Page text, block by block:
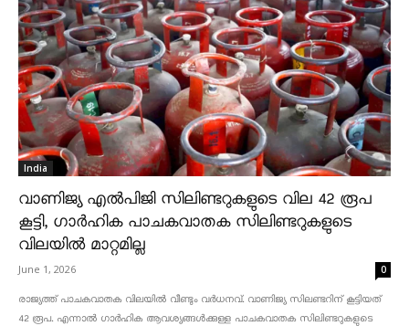
India
വാണിജ്യ എൽപിജി സിലിണ്ടറുകളുടെ വില 42 രൂപ
കൂട്ടി, ഗാർഹിക പാചകവാതക സിലിണ്ടറുകളുടെ
വിലയിൽ മാറ്റമില്ല
June 1, 2026 0
രാജ്യത്ത് പാചകവാതക വിലയിൽ വീണ്ടും വർധനവ്. വാണിജ്യ സിലണ്ടറിന് കൂട്ടിയത്
42 രൂപ. എന്നാൽ ഗാർഹിക ആവശ്യങ്ങൾക്കുള്ള പാചകവാതക സിലിണ്ടറുകളുടെ